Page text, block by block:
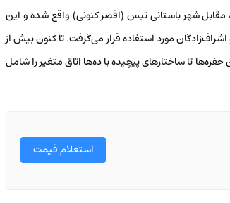
مقابل شهر باستانی تبس (اقصر کنونی) واقع شده و این
مورد استفاده قرار می‌گرفت. تا کنون بیش از
تا ساختارهای پیچیده با ده‌ها اتاق متغیر را شامل
استعلام قیمت